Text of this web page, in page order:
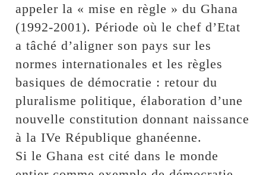
appeler la « mise en règle » du Ghana
(1992-2001). Période où le chef d’Etat
a tâché d’aligner son pays sur les
normes internationales et les règles
basiques de démocratie : retour du
pluralisme politique, élaboration d’une
nouvelle constitution donnant naissance
à la IVe République ghanéenne.
Si le Ghana est cité dans le monde